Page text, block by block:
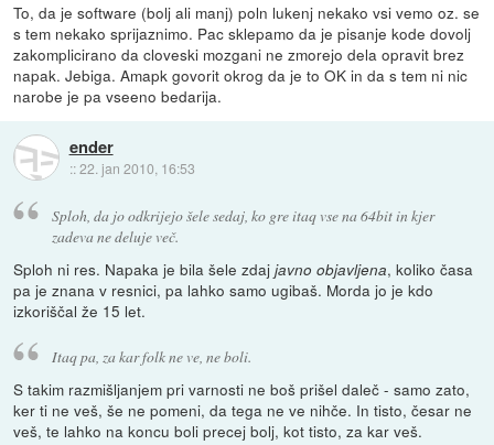
To, da je software (bolj ali manj) poln lukenj nekako vsi vemo oz. se
s tem nekako sprijaznimo. Pac sklepamo da je pisanje kode dovolj
zakomplicirano da cloveski mozgani ne zmorejo dela opravit brez
napak. Jebiga. Amapk govorit okrog da je to OK in da s tem ni nic
narobe je pa vseeno bedarija.
ender
::22. jan 2010, 16:53
Sploh, da jo odkrijejo šele sedaj, ko gre itaq vse na 64bit in kjer
zadeva ne deluje več.
Sploh ni res. Napaka je bila šele zdajjavno objavljena, koliko časa
pa je znana v resnici, pa lahko samo ugibaš. Morda jo je kdo
izkoriščal že 15 let.
Itaq pa, za kar folk ne ve, ne boli.
S takim razmišljanjem pri varnosti ne boš prišel daleč - samo zato,
ker ti ne veš, še ne pomeni, da tega ne ve nihče. In tisto, česar ne
veš, te lahko na koncu boli precej bolj, kot tisto, za kar veš.